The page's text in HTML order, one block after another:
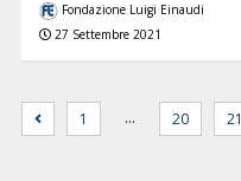
Fondazione Luigi Einaudi
27 Settembre 2021
1 … 20 21